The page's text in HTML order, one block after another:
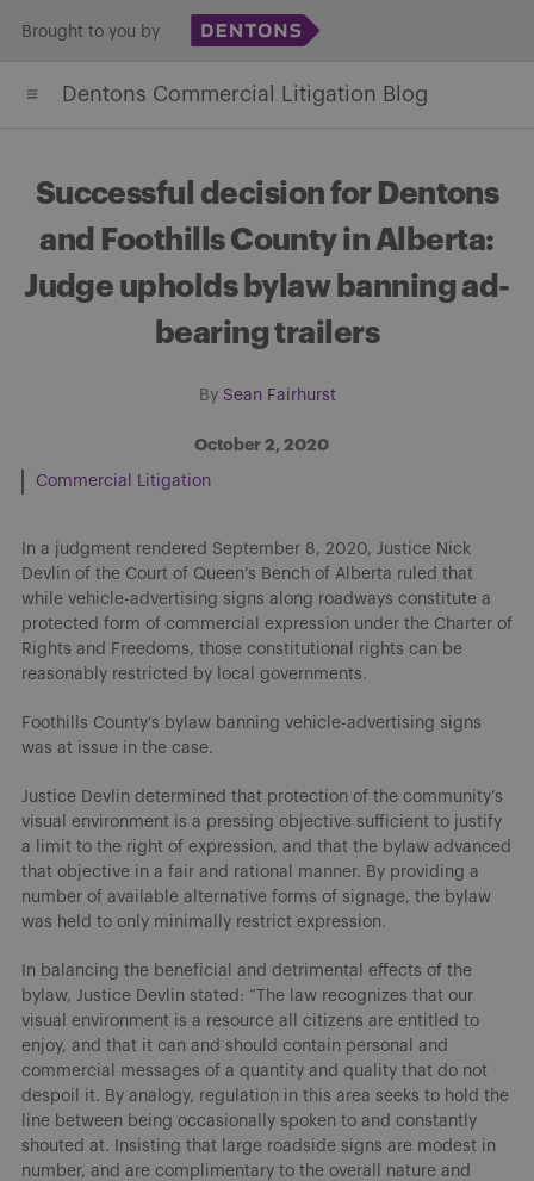
content
Brought to you by
Dentons Commercial Litigation Blog
Successful decision for Dentons
and Foothills County in Alberta:
Judge upholds bylaw banning ad-
bearing trailers
By Sean Fairhurst
October 2, 2020
Commercial Litigation
In a judgment rendered September 8, 2020, Justice Nick
Devlin of the Court of Queen’s Bench of Alberta ruled that
while vehicle-advertising signs along roadways constitute a
protected form of commercial expression under the Charter of
Rights and Freedoms, those constitutional rights can be
reasonably restricted by local governments.
Foothills County’s bylaw banning vehicle-advertising signs
was at issue in the case.
Justice Devlin determined that protection of the community’s
visual environment is a pressing objective sufficient to justify
a limit to the right of expression, and that the bylaw advanced
that objective in a fair and rational manner. By providing a
number of available alternative forms of signage, the bylaw
was held to only minimally restrict expression.
In balancing the beneficial and detrimental effects of the
bylaw, Justice Devlin stated: “The law recognizes that our
visual environment is a resource all citizens are entitled to
enjoy, and that it can and should contain personal and
commercial messages of a quantity and quality that do not
despoil it. By analogy, regulation in this area seeks to hold the
line between being occasionally spoken to and constantly
shouted at. Insisting that large roadside signs are modest in
number, and are complimentary to the overall nature and